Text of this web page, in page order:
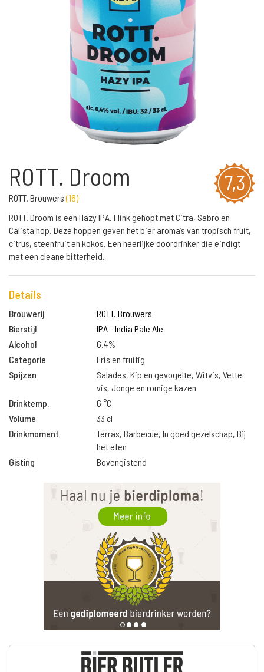
7,3
ROTT. Droom
ROTT. Brouwers(16)
ROTT. Droom is een Hazy IPA. Flink gehopt met Citra, Sabro en
Calista hop. Deze hoppen geven het bier aroma’s van tropisch fruit,
citrus, steenfruit en kokos. Een heerlijke doordrinker die eindigt
met een cleane bitterheid.
Details
Brouwerij
ROTT. Brouwers
Bierstijl
IPA - India Pale Ale
Alcohol
6.4%
Categorie
Fris en fruitig
Spijzen
Salades, Kip en gevogelte, Witvis, Vette
vis, Jonge en romige kazen
Drinktemp.
6 °C
Volume
33 cl
Drinkmoment
Terras, Barbecue, In goed gezelschap, Bij
het eten
Gisting
Bovengistend